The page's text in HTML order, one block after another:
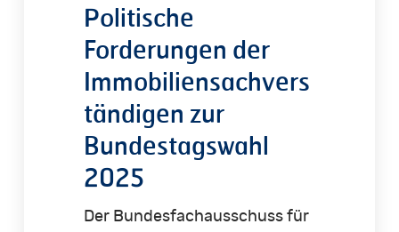
Politische
Forderungen der
Immobiliensachvers
tändigen zur
Bundestagswahl
2025
Der Bundesfachausschuss für